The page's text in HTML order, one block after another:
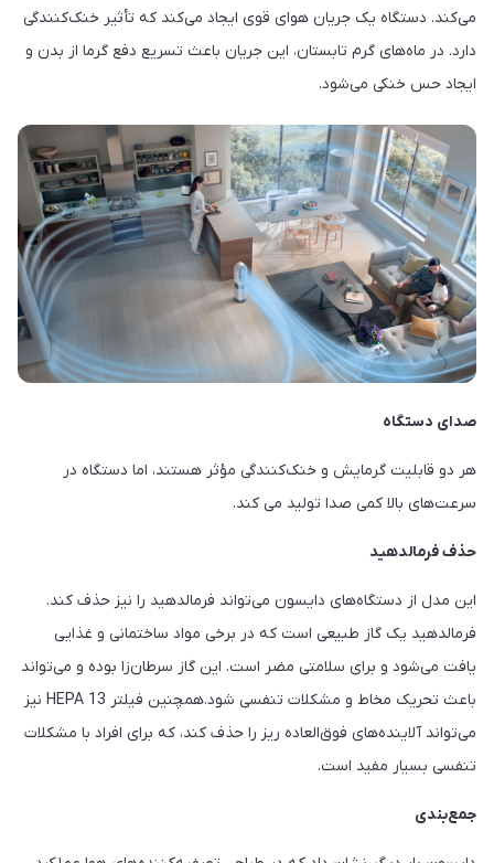
می‌کند. دستگاه یک جریان هوای قوی ایجاد می‌کند که تأثیر خنک‌کنندگی
دارد. در ماه‌های گرم تابستان، این جریان باعث تسریع دفع گرما از بدن و
ایجاد حس خنکی می‌شود.
صدای دستگاه
هر دو قابلیت گرمایش و خنک‌کنندگی مؤثر هستند، اما دستگاه در
سرعت‌های بالا کمی صدا تولید می کند.
حذف فرمالدهید
این مدل از دستگاه‌های دایسون می‌تواند فرمالدهید را نیز حذف کند.
فرمالدهید یک گاز طبیعی است که در برخی مواد ساختمانی و غذایی
یافت می‌شود و برای سلامتی مضر است. این گاز سرطان‌زا بوده و می‌تواند
باعث تحریک مخاط و مشکلات تنفسی شود.همچنین فیلتر HEPA 13 نیز
می‌تواند آلاینده‌های فوق‌العاده ریز را حذف کند، که برای افراد با مشکلات
تنفسی بسیار مفید است.
جمع‌بندی